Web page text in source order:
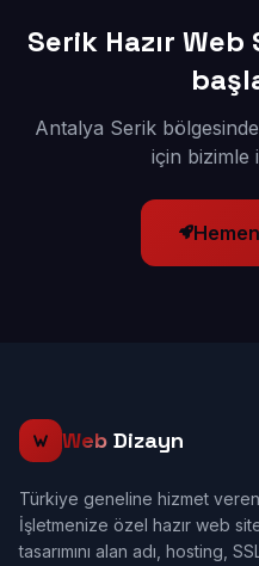
Serik Hazır
Antalya Serik
için bizimle
Web Dizayn
Türkiye geneline hizmet veren
İşletmenize özel hazır web
tasarımını alan adı, hosting,